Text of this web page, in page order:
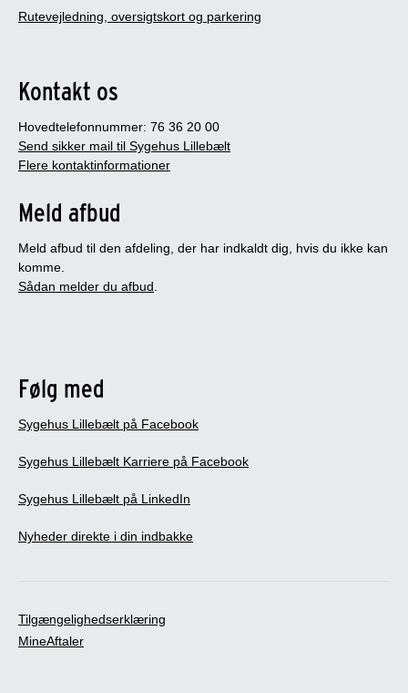
Rutevejledning, oversigtskort og parkering
Kontakt os
Hovedtelefonnummer: 76 36 20 00
Send sikker mail til Sygehus Lillebælt
Flere kontaktinformationer
Meld afbud
Meld afbud til den afdeling, der har indkaldt dig, hvis du ikke kan
komme.
Sådan melder du afbud.
Følg med
Sygehus Lillebælt på Facebook
Sygehus Lillebælt Karriere på Facebook
Sygehus Lillebælt på LinkedIn
Nyheder direkte i din indbakke
Tilgængelighedserklæring
MineAftaler